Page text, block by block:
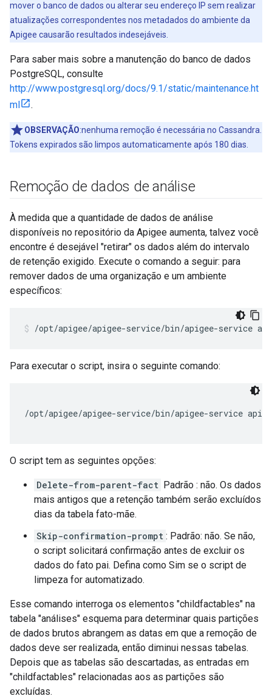
mover o banco de dados ou alterar seu endereço IP sem realizar
atualizações correspondentes nos metadados do ambiente da
Apigee causarão resultados indesejáveis.
Para saber mais sobre a manutenção do banco de dados
PostgreSQL, consulte
http://www.postgresql.org/docs/9.1/static/maintenance.ht
ml
.
OBSERVAÇÃO:nenhuma remoção é necessária no Cassandra.
Tokens expirados são limpos automaticamente após 180 dias.
Remoção de dados de análise
À medida que a quantidade de dados de análise
disponíveis no repositório da Apigee aumenta, talvez você
encontre é desejável "retirar" os dados além do intervalo
de retenção exigido. Execute o comando a seguir: para
remover dados de uma organização e um ambiente
específicos:
/opt/apigee/apigee-service/bin/apigee-service
Para executar o script, insira o seguinte comando:
/opt/apigee/apigee-service/bin/apigee-service
O script tem as seguintes opções:
Delete-from-parent-fact Padrão : não. Os dados
mais antigos que a retenção também serão excluídos
dias da tabela fato-mãe.
Skip-confirmation-prompt : Padrão: não. Se não,
o script solicitará confirmação antes de excluir os
dados do fato pai. Defina como Sim se o script de
limpeza for automatizado.
Esse comando interroga os elementos "childfactables" na
tabela "análises" esquema para determinar quais partições
de dados brutos abrangem as datas em que a remoção de
dados deve ser realizada, então diminui nessas tabelas.
Depois que as tabelas são descartadas, as entradas em
"childfactables" relacionadas aos as partições são
excluídas.